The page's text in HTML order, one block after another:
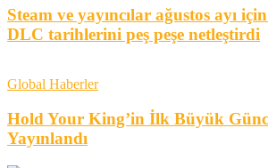
Steam ve yayıncılar ağustos ayı
DLC tarihlerini peş peşe netleştirdi
Global Haberler
Hold Your King’in İlk Büyük
Yayınlandı